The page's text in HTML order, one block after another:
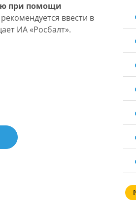
при помощи
ввести в
ИА «Росбалт».